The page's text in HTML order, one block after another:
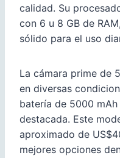
calidad. Su
con 6 u 8 GB de
sólido para el uso
La cámara prime de
en diversas
batería de 5000
destacada. Este
aproximado de
mejores opciones